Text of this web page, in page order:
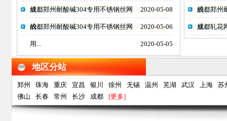
丝... 2020-05-08
成都郑州耐酸碱304专用不锈钢丝网
的... 2020-05-06
成都郑州耐酸碱304专用不锈钢丝网
用... 2020-05-05
的...
成都郑州
丝...
成都轧花
地区分站
郑州 珠海 重庆 宜昌 银川 徐州 无锡 温州 芜湖 武汉 上海
苏
佛山
长春 常州 长沙 成都 [更多]